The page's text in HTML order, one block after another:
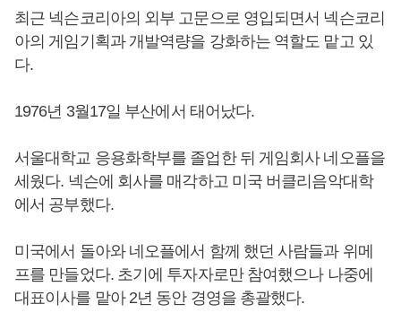
최근 넥슨코리아의 외부 고문으로 영입되면서 넥슨코리
아의 게임기획과 개발역량을 강화하는 역할도 맡고 있
다.
1976년 3월17일 부산에서 태어났다.
서울대학교 응용화학부를 졸업한 뒤 게임회사 네오플을
세웠다. 넥슨에 회사를 매각하고 미국 버클리음악대학
에서 공부했다.
미국에서 돌아와 네오플에서 함께 했던 사람들과 위메
프를 만들었다. 초기에 투자자로만 참여했으나 나중에
대표이사를 맡아 2년 동안 경영을 총괄했다.